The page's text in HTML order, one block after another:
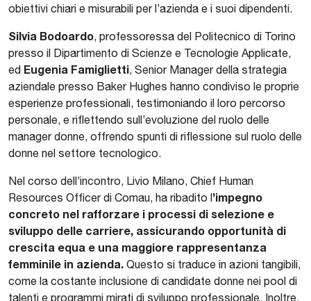
obiettivi chiari e misurabili per l’azienda e i suoi dipendenti.
Silvia Bodoardo, professoressa del Politecnico di Torino
presso il Dipartimento di Scienze e Tecnologie Applicate,
ed Eugenia Famiglietti, Senior Manager della strategia
aziendale presso Baker Hughes hanno condiviso le proprie
esperienze professionali, testimoniando il loro percorso
personale, e riflettendo sull’evoluzione del ruolo delle
manager donne, offrendo spunti di riflessione sul ruolo delle
donne nel settore tecnologico.
Nel corso dell’incontro, Livio Milano, Chief Human
Resources Officer di Comau, ha ribadito l’impegno
concreto nel rafforzare i processi di selezione e
sviluppo delle carriere, assicurando opportunità di
crescita equa e una maggiore rappresentanza
femminile in azienda. Questo si traduce in azioni tangibili,
come la costante inclusione di candidate donne nei pool di
talenti e programmi mirati di sviluppo professionale. Inoltre,